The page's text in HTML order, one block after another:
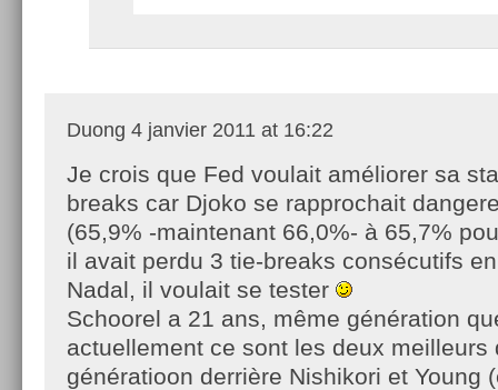
Duong 4 janvier 2011 at 16:22
Je crois que Fed voulait améliorer sa
breaks car Djoko se rapprochait
(65,9% -maintenant 66,0%- à 65,7%
il avait perdu 3 tie-breaks consécutifs
Nadal, il voulait se tester
Schoorel a 21 ans, même génération
actuellement ce sont les deux meilleurs
génératioon derrière Nishikori et Young